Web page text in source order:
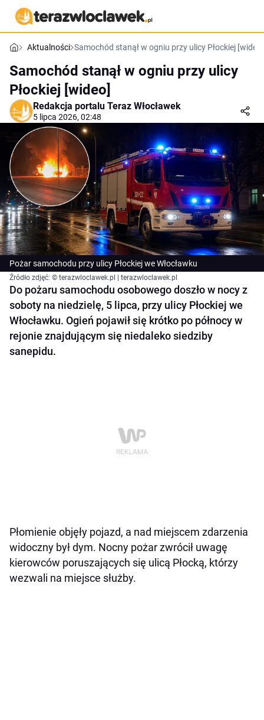
Aktualności Samochód stanął w ogniu przy ulicy Płockiej [wideo]
Samochód stanął w ogniu przy ulicy
Płockiej [wideo]
Redakcja portalu Teraz Włocławek
5 lipca 2026, 02:48
Pożar samochodu przy ulicy Płockiej we Włocławku
Źródło zdjęć: © terazwloclawek.pl | terazwloclawek.pl
Do pożaru samochodu osobowego doszło w nocy z
soboty na niedzielę, 5 lipca, przy ulicy Płockiej we
Włocławku. Ogień pojawił się krótko po północy w
rejonie znajdującym się niedaleko siedziby
sanepidu.
Płomienie objęły pojazd, a nad miejscem zdarzenia
widoczny był dym. Nocny pożar zwrócił uwagę
kierowców poruszających się ulicą Płocką, którzy
wezwali na miejsce służby.